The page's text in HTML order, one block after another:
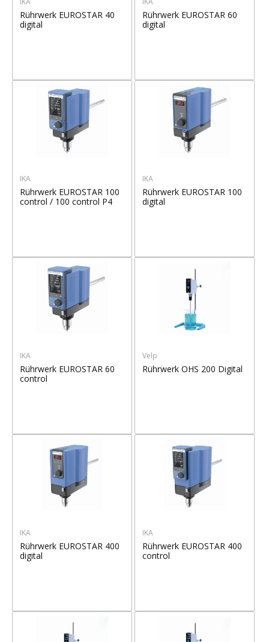
Rührwerk EUROSTAR 40
digital
Rührwerk EUROSTAR 60
digital
IKA
Rührwerk EUROSTAR 100
control / 100 control P4
IKA
Rührwerk EUROSTAR 100
digital
IKA
Rührwerk EUROSTAR 60
control
Velp
Rührwerk OHS 200 Digital
IKA
Rührwerk EUROSTAR 400
digital
IKA
Rührwerk EUROSTAR 400
control